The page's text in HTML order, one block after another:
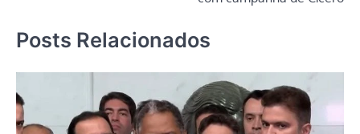
Posts Relacionados